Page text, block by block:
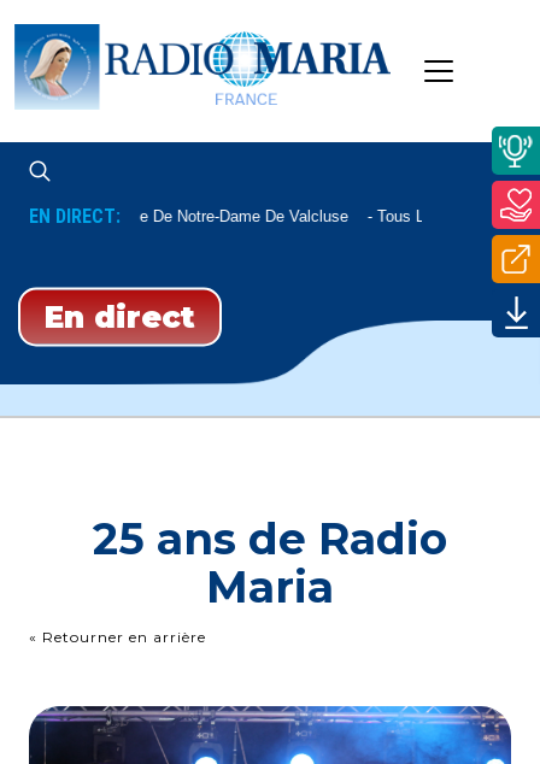
EN DIRECT:Messe De Notre-Dame De Valcluse Tous Les Vendredis À
En direct
25 ans de Radio
Maria
« Retourner en arrière